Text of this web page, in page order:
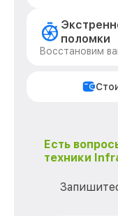
поломки
Восстановим
Есть
техники